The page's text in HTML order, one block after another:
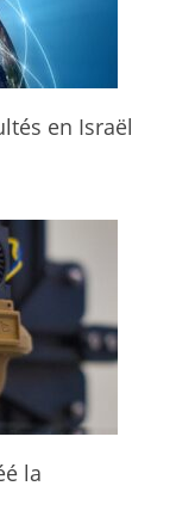
en Israël
la